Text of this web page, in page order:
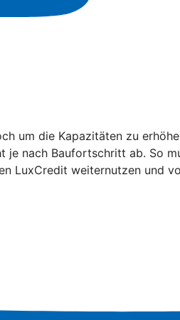
um die Kapazitäten zu
nach Baufortschritt ab. So
LuxCredit weiternutzen und